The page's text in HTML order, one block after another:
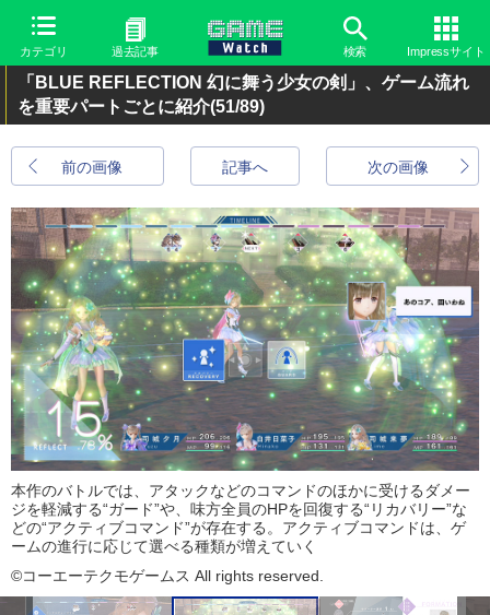
カテゴリ 過去記事 検索 Impressサイト
「BLUE REFLECTION 幻に舞う少女の剣」、ゲーム流れ
を重要パートごとに紹介(51/89)
前の画像 次の画像
記事へ
本作のバトルでは、アタックなどのコマンドのほかに受けるダメー
ジを軽減する“ガード”や、味方全員のHPを回復する“リカバリー”な
どの“アクティブコマンド”が存在する。アクティブコマンドは、ゲ
ームの進行に応じて選べる種類が増えていく
©コーエーテクモゲームス All rights reserved.